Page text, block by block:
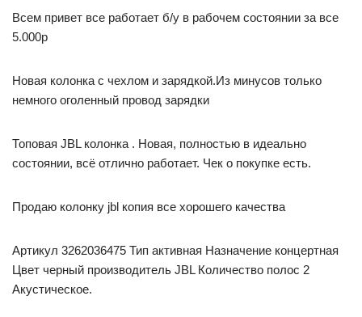
Всем привет все работает б/у в рабочем состоянии за все
5.000р
Новая колонка с чехлом и зарядкой.Из минусов только
немного оголенный провод зарядки
Топовая JBL колонка . Новая, полностью в идеально
состоянии, всё отлично работает. Чек о покупке есть.
Продаю колонку jbl копия все хорошего качества
Артикул 3262036475 Тип активная Назначение концертная
Цвет черный производитель JBL Количество полос 2
Акустическое.